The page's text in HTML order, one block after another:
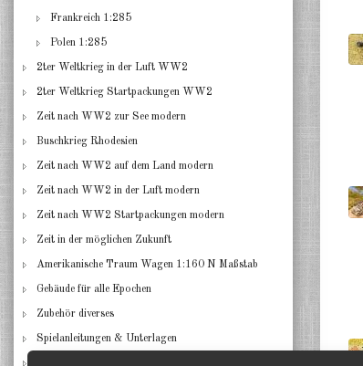
Frankreich 1:285
Polen 1:285
2ter Weltkrieg in der Luft WW2
2ter Weltkrieg Startpackungen WW2
Zeit nach WW2 zur See modern
Buschkrieg Rhodesien
Zeit nach WW2 auf dem Land modern
Zeit nach WW2 in der Luft modern
Zeit nach WW2 Startpackungen modern
Zeit in der möglichen Zukunft
Amerikanische Traum Wagen 1:160 N Maßstab
Gebäude für alle Epochen
Zubehör diverses
Spielanleitungen & Unterlagen